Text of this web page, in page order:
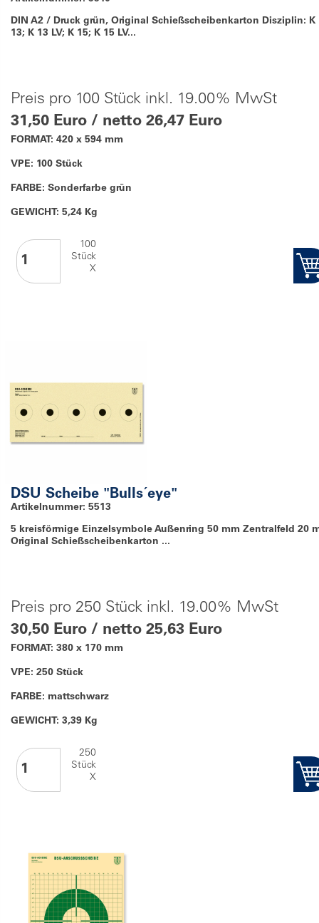
DIN A2 / Druck grün, Original Schießscheibenkarton Disziplin: K
13; K 13 LV; K 15; K 15 LV...
Preis pro 100 Stück inkl. 19.00% MwSt
31,50 Euro / netto 26,47 Euro
FORMAT: 420 x 594 mm
VPE: 100 Stück
FARBE: Sonderfarbe grün
GEWICHT: 5,24 Kg
100
Stück
X
DSU Scheibe "Bulls´eye"
Artikelnummer: 5513
5 kreisförmige Einzelsymbole Außenring 50 mm Zentralfeld 20
Original Schießscheibenkarton ...
Preis pro 250 Stück inkl. 19.00% MwSt
30,50 Euro / netto 25,63 Euro
FORMAT: 380 x 170 mm
VPE: 250 Stück
FARBE: mattschwarz
GEWICHT: 3,39 Kg
250
Stück
X